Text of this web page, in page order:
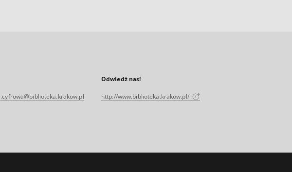
Odwiedź nas!
http://www.biblioteka.krakow.pl/